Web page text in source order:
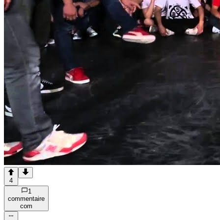
4
1
commentaire
com